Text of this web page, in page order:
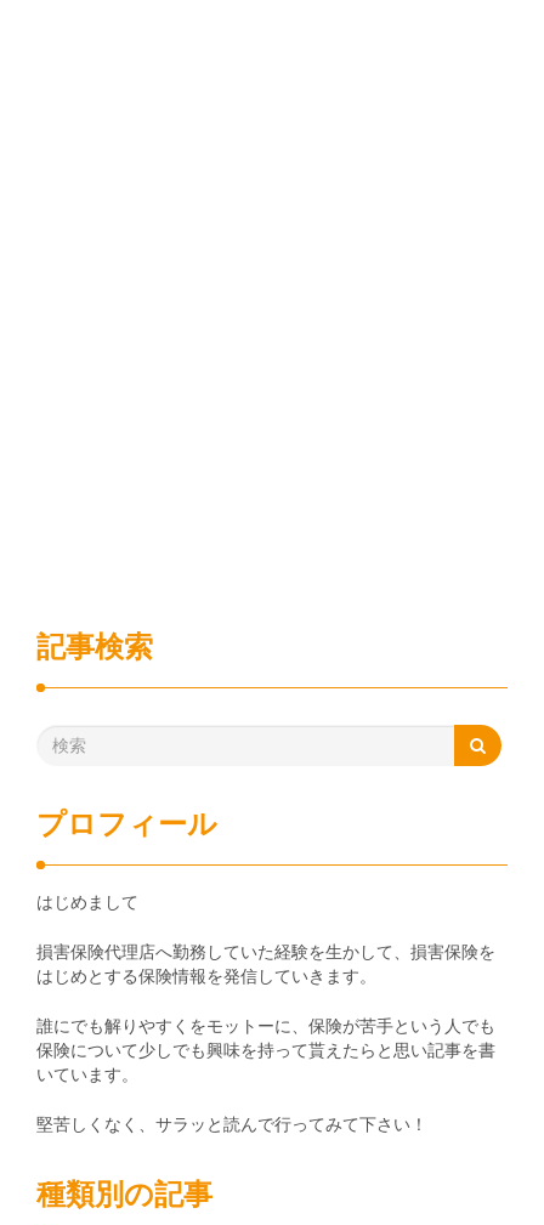
記事検索
プロフィール
はじめまして
損害保険代理店へ勤務していた経験を生かして、損害保険を
はじめとする保険情報を発信していきます。
誰にでも解りやすくをモットーに、保険が苦手という人でも
保険について少しでも興味を持って貰えたらと思い記事を書
いています。
堅苦しくなく、サラッと読んで行ってみて下さい！
種類別の記事